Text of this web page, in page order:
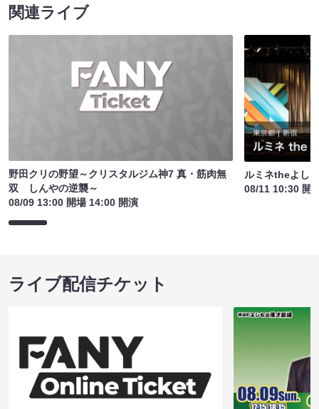
関連ライブ
野田クリの野望～クリスタルジム神7 真・筋肉無
双 しんやの逆襲～
08/09 13:00 開場 14:00 開演
ルミネtheよし
08/11 10:30 開
ライブ配信チケット